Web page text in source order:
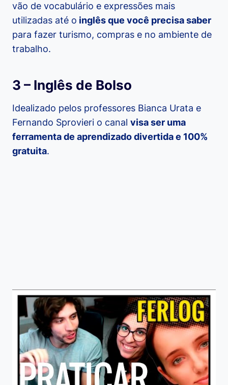
vão de vocabulário e expressões mais
utilizadas até o inglês que você precisa saber
para fazer turismo, compras e no ambiente de
trabalho.
3 – Inglês de Bolso
Idealizado pelos professores Bianca Urata e
Fernando Sprovieri o canal visa ser uma
ferramenta de aprendizado divertida e 100%
gratuita.